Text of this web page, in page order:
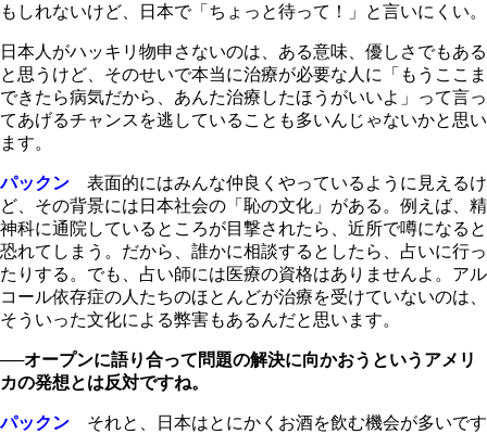
もしれないけど、日本で「ちょっと待って！」と言いにくい。
日本人がハッキリ物申さないのは、ある意味、優しさでもある
と思うけど、そのせいで本当に治療が必要な人に「もうここま
できたら病気だから、あんた治療したほうがいいよ」って言っ
てあげるチャンスを逃していることも多いんじゃないかと思い
ます。
パックン 表面的にはみんな仲良くやっているように見えるけ
ど、その背景には日本社会の「恥の文化」がある。例えば、精
神科に通院しているところが目撃されたら、近所で噂になると
恐れてしまう。だから、誰かに相談するとしたら、占いに行っ
たりする。でも、占い師には医療の資格はありませんよ。アル
コール依存症の人たちのほとんどが治療を受けていないのは、
そういった文化による弊害もあるんだと思います。
──オープンに語り合って問題の解決に向かおうというアメリ
カの発想とは反対ですね。
パックン それと、日本はとにかくお酒を飲む機会が多いです